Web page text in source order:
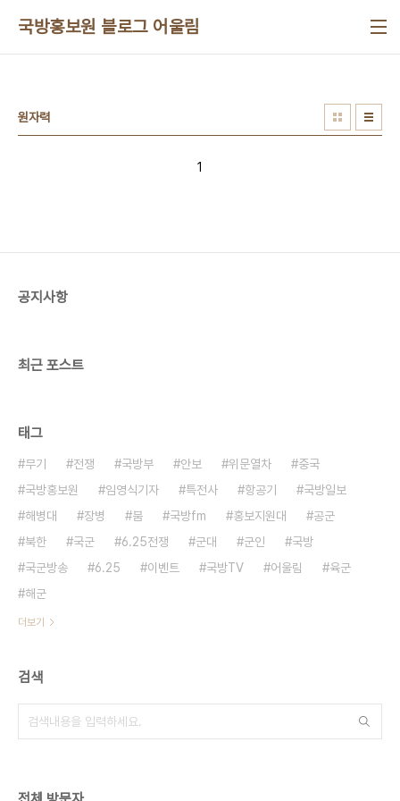
국방홍보원 블로그 어울림
원자력
1
공지사항
최근 포스트
태그
무기 전쟁 국방부 안보 위문열차
중국
국방홍보원
임영식기자 특전사 항공기
국방일보
해병대
장병 붐 국방fm 홍보지원대
공군
북한
국군 6.25전쟁 군대 군인
국방
국군방송
6.25 이벤트 국방TV 어울림
육군
해군
더보기
검색